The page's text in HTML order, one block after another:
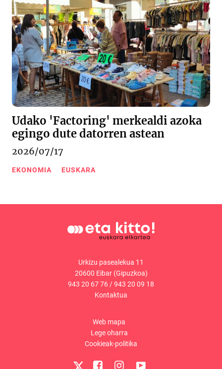
Udako 'Factoring' merkealdi azoka
egingo dute datorren astean
2026/07/17
EKONOMIA EUSKARA
Urkizu pasealekua 11
20600 Eibar (Gipuzkoa)
943 20 67 76/943 20 09 18
Kontaktua
Web mapa
Lege oharra
Cookieak-politika